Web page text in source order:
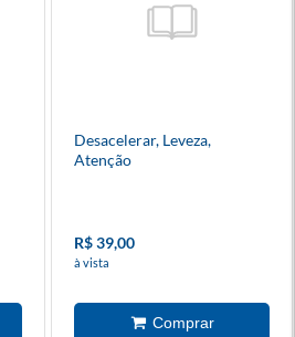
Desacelerar, Leveza,
Atenção
R$ 39,00
à vista